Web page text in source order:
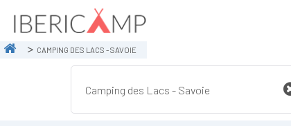
CAMPING DES LACS - SAVOIE